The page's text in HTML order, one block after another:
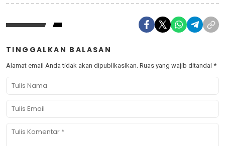
TINGGALKAN BALASAN
Alamat email Anda tidak akan dipublikasikan. Ruas yang wajib ditandai *